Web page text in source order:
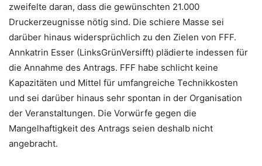
zweifelte daran, dass die gewünschten 21.000
Druckerzeugnisse nötig sind. Die schiere Masse sei
darüber hinaus widersprüchlich zu den Zielen von FFF.
Annkatrin Esser (LinksGrünVersifft) plädierte indessen für
die Annahme des Antrags. FFF habe schlicht keine
Kapazitäten und Mittel für umfangreiche Technikkosten
und sei darüber hinaus sehr spontan in der Organisation
der Veranstaltungen. Die Vorwürfe gegen die
Mangelhaftigkeit des Antrags seien deshalb nicht
angebracht.